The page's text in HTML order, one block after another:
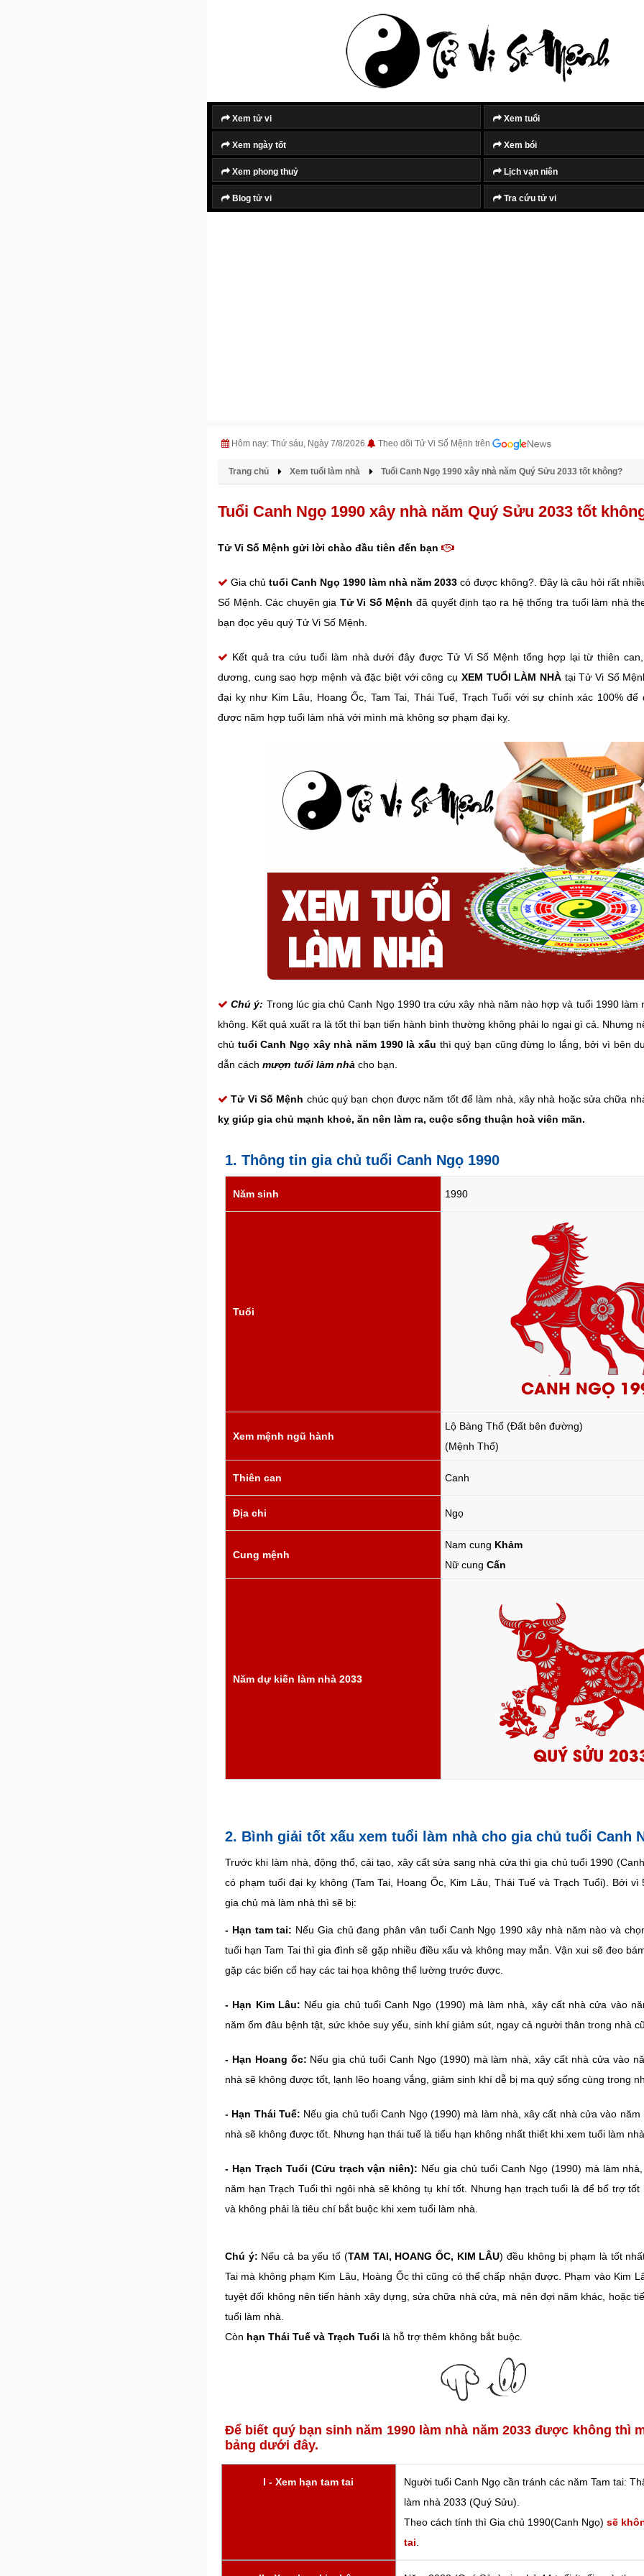
Xem tử vi Xem tuổi
Xem ngày tốt Xem bói
Xem phong thuỷ Lịch vạn niên
Blog tử vi Tra cứu tử vi
Hôm nay: Thứ sáu, Ngày 7/8/2026 Theo dõi Tử Vi Số Mệnh trên
Trang chủ Xem tuổi làm nhà Tuổi Canh Ngọ 1990 xây nhà năm Quý Sửu 2033 tốt không?
Tuổi Canh Ngọ 1990 xây nhà năm Quý Sửu 2033 tốt
Tử Vi Số Mệnh gửi lời chào đầu tiên đến bạn
Gia chủ tuổi Canh Ngọ 1990 làm nhà năm 2033 có được không?. Đây là câu hỏi rất
Số Mệnh. Các chuyên gia Tử Vi Số Mệnh đã quyết định tạo ra hệ thống tra tuổi làm nhà
bạn đọc yêu quý Tử Vi Số Mệnh.
Kết quả tra cứu tuổi làm nhà dưới đây được Tử Vi Số Mệnh tổng hợp lại từ thiên
dương, cung sao hợp mệnh và đặc biệt với công cụ XEM TUỔI LÀM NHÀ tại Tử Vi Số
đại kỵ như Kim Lâu, Hoang Ốc, Tam Tai, Thái Tuế, Trạch Tuổi với sự chính xác 100% để
được năm hợp tuổi làm nhà với mình mà không sợ phạm đại kỵ.
Chú ý: Trong lúc gia chủ Canh Ngọ 1990 tra cứu xây nhà năm nào hợp và tuổi 1990 làm
không. Kết quả xuất ra là tốt thì bạn tiến hành bình thường không phải lo ngại gì cả. Nhưng
chủ tuổi Canh Ngọ xây nhà năm 1990 là xấu thì quý bạn cũng đừng lo lắng, bởi vì bên
dẫn cách mượn tuổi làm nhà cho bạn.
Tử Vi Số Mệnh chúc quý bạn chọn được năm tốt để làm nhà, xây nhà hoặc sửa chữa
kỵ giúp gia chủ mạnh khoẻ, ăn nên làm ra, cuộc sống thuận hoà viên mãn.
1. Thông tin gia chủ tuổi Canh Ngọ 1990
Năm sinh 1990
Tuổi
CANH NGỌ
Xem mệnh ngũ hành
Lộ Bàng Thổ (Đất bên đường)
(Mệnh Thổ)
Thiên can Canh
Địa chi Ngọ
Cung mệnh
Nam cung Khảm
Nữ cung Cấn
Năm dự kiến làm nhà 2033
QUÝ SỬU
2. Bình giải tốt xấu xem tuổi làm nhà cho gia chủ tuổi Canh
Trước khi làm nhà, động thổ, cải tạo, xây cất sửa sang nhà cửa thì gia chủ tuổi 1990
có phạm tuổi đại kỵ không (Tam Tai, Hoang Ốc, Kim Lâu, Thái Tuế và Trạch Tuổi). Bởi
gia chủ mà làm nhà thì sẽ bị:
- Hạn tam tai: Nếu Gia chủ đang phân vân tuổi Canh Ngọ 1990 xây nhà năm nào và
tuổi hạn Tam Tai thì gia đình sẽ gặp nhiều điều xấu và không may mắn. Vận xui sẽ đeo
gặp các biến cố hay các tai họa không thể lường trước được.
- Hạn Kim Lâu: Nếu gia chủ tuổi Canh Ngọ (1990) mà làm nhà, xây cất nhà cửa vào
năm ốm đâu bệnh tật, sức khỏe suy yếu, sinh khí giảm sút, ngay cả người thân trong nhà
- Hạn Hoang ốc: Nếu gia chủ tuổi Canh Ngọ (1990) mà làm nhà, xây cất nhà cửa vào
nhà sẽ không được tốt, lạnh lẽo hoang vắng, giảm sinh khí dễ bị ma quỷ sống cùng trong
- Hạn Thái Tuế: Nếu gia chủ tuổi Canh Ngọ (1990) mà làm nhà, xây cất nhà cửa vào
nhà sẽ không được tốt. Nhưng hạn thái tuế là tiểu hạn không nhất thiết khi xem tuổi làm
- Hạn Trạch Tuổi (Cửu trạch vận niên): Nếu gia chủ tuổi Canh Ngọ (1990) mà làm
năm hạn Trạch Tuổi thì ngôi nhà sẽ không tụ khí tốt. Nhưng hạn trạch tuổi là để bổ trợ
và không phải là tiêu chí bắt buộc khi xem tuổi làm nhà.
Chú ý: Nếu cả ba yếu tố (TAM TAI, HOANG ỐC, KIM LÂU) đều không bị phạm là tốt
Tai mà không phạm Kim Lâu, Hoàng Ốc thì cũng có thể chấp nhận được. Phạm vào Kim
tuyệt đối không nên tiến hành xây dựng, sửa chữa nhà cửa, mà nên đợi năm khác, hoặc
tuổi làm nhà.
Còn hạn Thái Tuế và Trạch Tuổi là hỗ trợ thêm không bắt buộc.
Để biết quý bạn sinh năm 1990 làm nhà năm 2033 được không thì
bảng dưới đây.
I - Xem hạn tam tai
Người tuổi Canh Ngọ cần tránh các năm Tam tai:
làm nhà 2033 (Quý Sửu).
Theo cách tính thì Gia chủ 1990(Canh Ngọ) sẽ
tai